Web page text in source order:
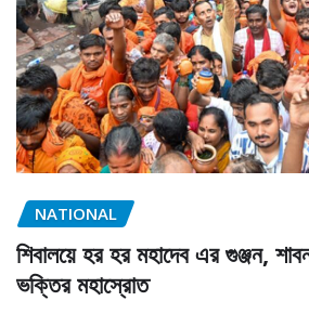
NATIONAL
শিবালয়ে হর হর মহাদেব এর গুঞ্জন,
ভক্তির মহাস্রোত